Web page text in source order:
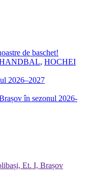
de baschet!
, HOCHEI
2026–2027
în sezonul 2026-
Et. I, Brașov